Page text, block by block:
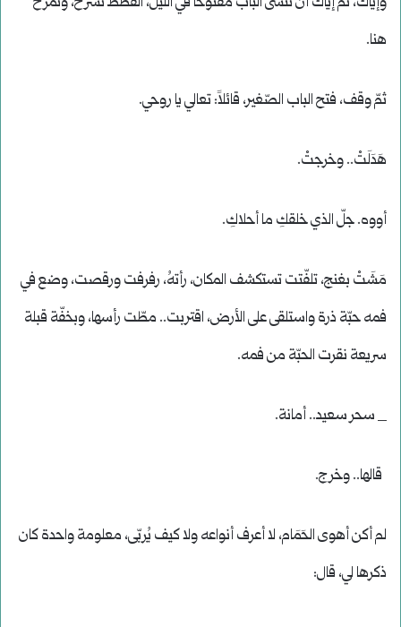
هنا.
ثمّ وقف، فتح الباب الصّغير، قائلاً: تعالي يا روحي.
هَدَلَتْ.. وخرجتْ.
أووه. جلّ الذي خلقكِ ما أحلاكِ.
مَشَتْ بغنج، تلفّتت تستكشف المكان، رأتهُ، رفرفت ورقصت، وضع في
فمه حبّة ذرة واستلقى على الأرض، اقتربت.. مطّت رأسها، وبخفّة قبلة
سريعة نقرت الحبّة من فمه.
_ سحر سعيد.. أمانة.
قالها.. وخرج.
لم أكن أهوى الحَمَام، لا أعرف أنواعه ولا كيف يُربّى، معلومة واحدة كان
ذكرها لي، قال: